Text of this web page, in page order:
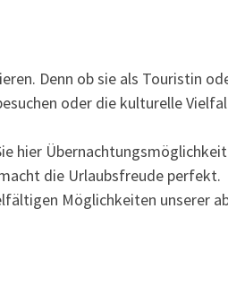
Denn ob sie als Touristin
oder die kulturelle
hier
die Urlaubsfreude perfekt.
Möglichkeiten unserer